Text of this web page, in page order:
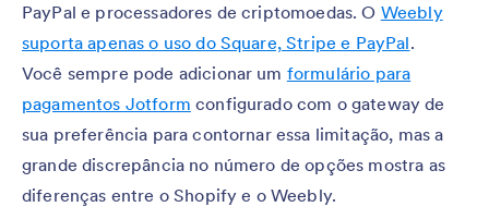
PayPal e processadores de criptomoedas. O Weebly
suporta apenas o uso do Square, Stripe e PayPal.
Você sempre pode adicionar um formulário para
pagamentos Jotform configurado com o gateway de
sua preferência para contornar essa limitação, mas a
grande discrepância no número de opções mostra as
diferenças entre o Shopify e o Weebly.